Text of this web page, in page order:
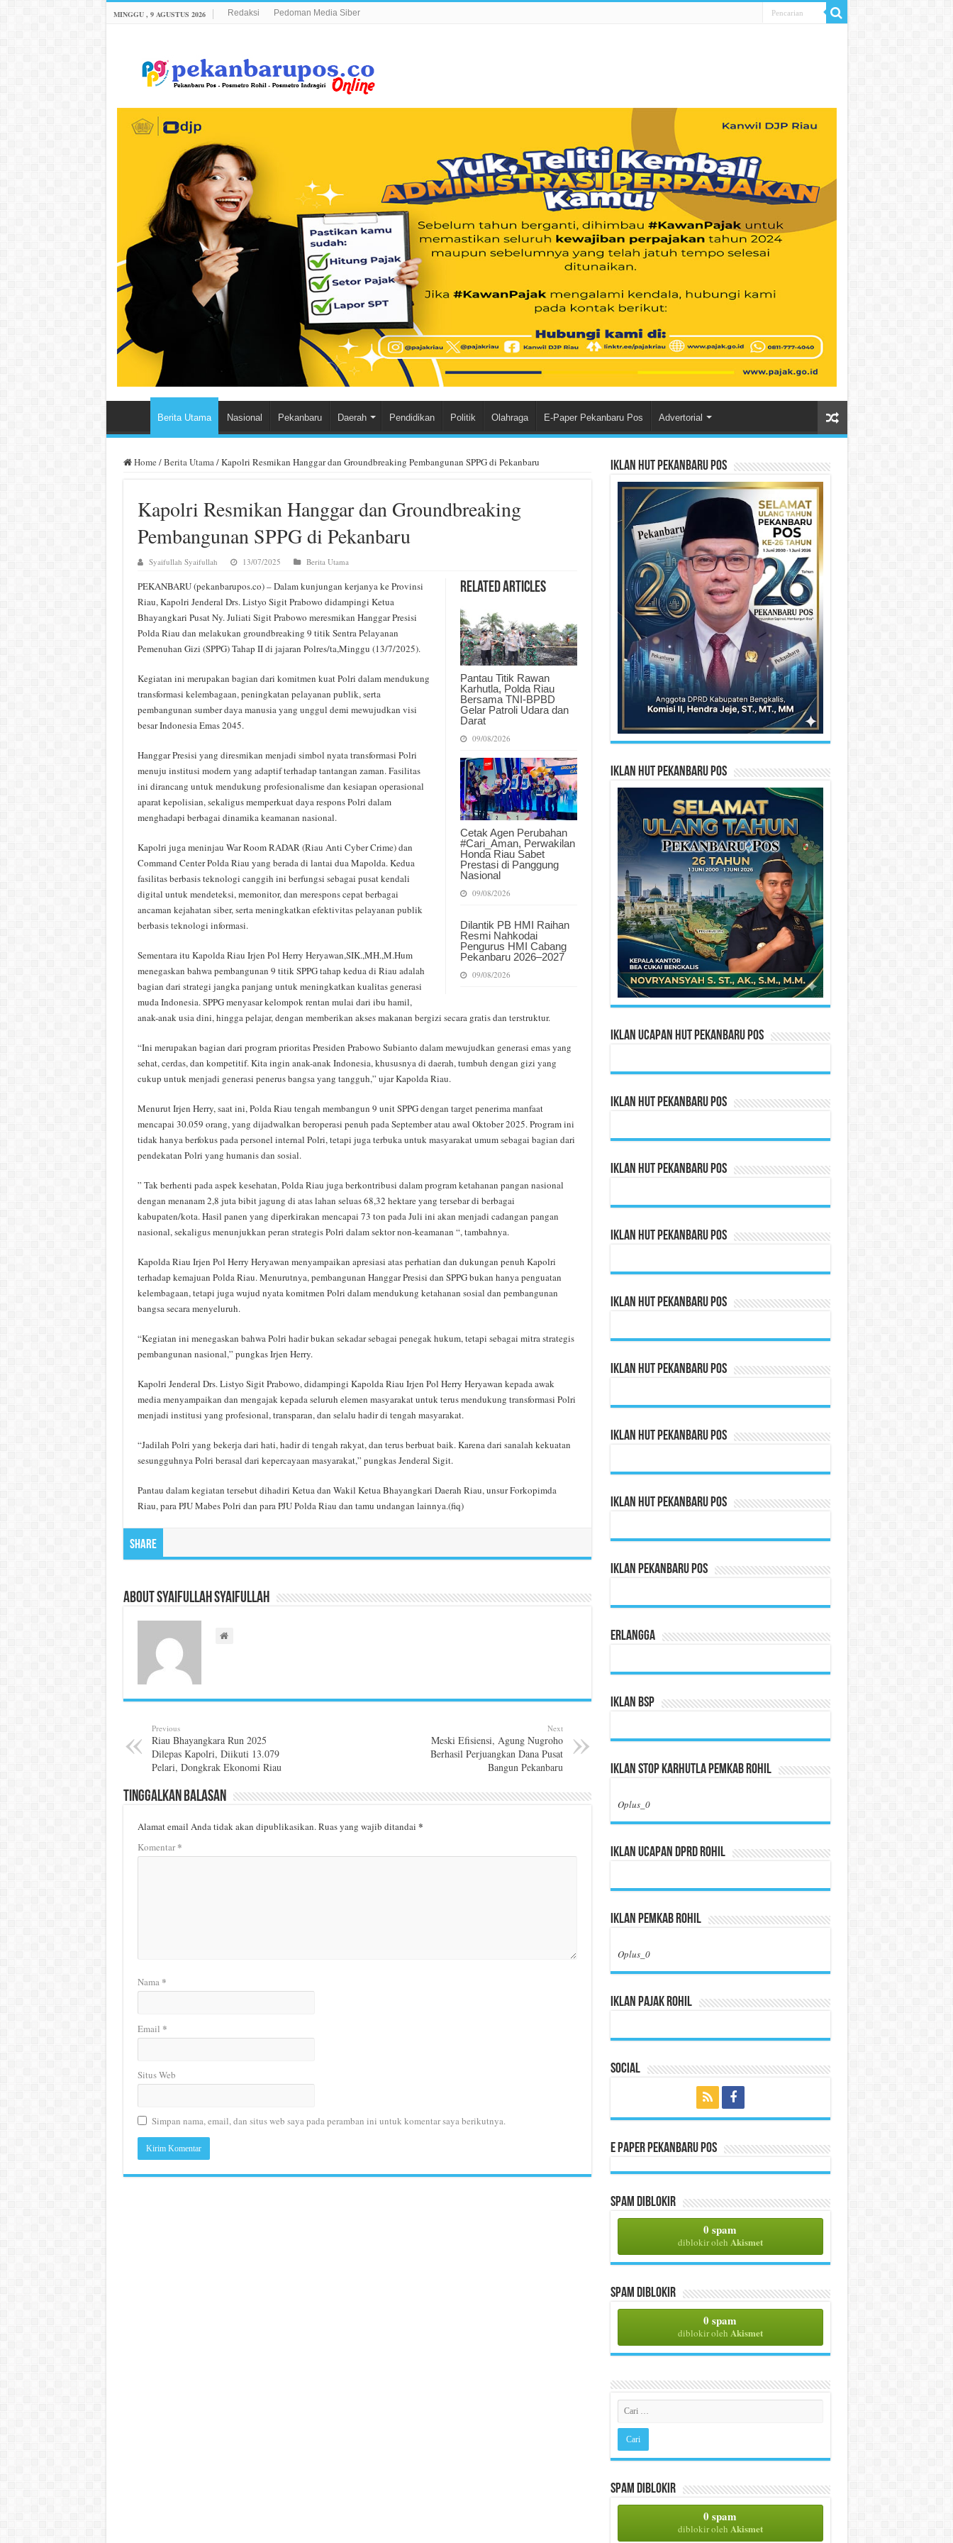
MINGGU , 9 AGUSTUS 2026 Redaksi Pedoman Media Siber
Berita Utama Nasional Pekanbaru Daerah Pendidikan Politik Olahraga E-Paper Pekanbaru Pos Advertorial
Home /Berita Utama/Kapolri Resmikan Hanggar dan Groundbreaking Pembangunan SPPG di Pekanbaru
Kapolri Resmikan Hanggar dan Groundbreaking
Pembangunan SPPG di Pekanbaru
Syaifullah Syaifullah 13/07/2025 Berita Utama
Related Articles
Pantau Titik Rawan
Karhutla, Polda Riau
Bersama TNI-BPBD
Gelar Patroli Udara dan
Darat
09/08/2026
Cetak Agen Perubahan
#Cari_Aman, Perwakilan
Honda Riau Sabet
Prestasi di Panggung
Nasional
09/08/2026
Dilantik PB HMI Raihan
Resmi Nahkodai
Pengurus HMI Cabang
Pekanbaru 2026–2027
09/08/2026
PEKANBARU (pekanbarupos.co) – Dalam kunjungan kerjanya ke Provinsi
Riau, Kapolri Jenderal Drs. Listyo Sigit Prabowo didampingi Ketua
Bhayangkari Pusat Ny. Juliati Sigit Prabowo meresmikan Hanggar Presisi
Polda Riau dan melakukan groundbreaking 9 titik Sentra Pelayanan
Pemenuhan Gizi (SPPG) Tahap II di jajaran Polres/ta,Minggu (13/7/2025).
Kegiatan ini merupakan bagian dari komitmen kuat Polri dalam mendukung
transformasi kelembagaan, peningkatan pelayanan publik, serta
pembangunan sumber daya manusia yang unggul demi mewujudkan visi
besar Indonesia Emas 2045.
Hanggar Presisi yang diresmikan menjadi simbol nyata transformasi Polri
menuju institusi modern yang adaptif terhadap tantangan zaman. Fasilitas
ini dirancang untuk mendukung profesionalisme dan kesiapan operasional
aparat kepolisian, sekaligus memperkuat daya respons Polri dalam
menghadapi berbagai dinamika keamanan nasional.
Kapolri juga meninjau War Room RADAR (Riau Anti Cyber Crime) dan
Command Center Polda Riau yang berada di lantai dua Mapolda. Kedua
fasilitas berbasis teknologi canggih ini berfungsi sebagai pusat kendali
digital untuk mendeteksi, memonitor, dan merespons cepat berbagai
ancaman kejahatan siber, serta meningkatkan efektivitas pelayanan publik
berbasis teknologi informasi.
Sementara itu Kapolda Riau Irjen Pol Herry Heryawan,SIK.,MH.,M.Hum
menegaskan bahwa pembangunan 9 titik SPPG tahap kedua di Riau adalah
bagian dari strategi jangka panjang untuk meningkatkan kualitas generasi
muda Indonesia. SPPG menyasar kelompok rentan mulai dari ibu hamil,
anak-anak usia dini, hingga pelajar, dengan memberikan akses makanan bergizi secara gratis dan terstruktur.
“Ini merupakan bagian dari program prioritas Presiden Prabowo Subianto dalam mewujudkan generasi emas yang
sehat, cerdas, dan kompetitif. Kita ingin anak-anak Indonesia, khususnya di daerah, tumbuh dengan gizi yang
cukup untuk menjadi generasi penerus bangsa yang tangguh,” ujar Kapolda Riau.
Menurut Irjen Herry, saat ini, Polda Riau tengah membangun 9 unit SPPG dengan target penerima manfaat
mencapai 30.059 orang, yang dijadwalkan beroperasi penuh pada September atau awal Oktober 2025. Program ini
tidak hanya berfokus pada personel internal Polri, tetapi juga terbuka untuk masyarakat umum sebagai bagian dari
pendekatan Polri yang humanis dan sosial.
” Tak berhenti pada aspek kesehatan, Polda Riau juga berkontribusi dalam program ketahanan pangan nasional
dengan menanam 2,8 juta bibit jagung di atas lahan seluas 68,32 hektare yang tersebar di berbagai
kabupaten/kota. Hasil panen yang diperkirakan mencapai 73 ton pada Juli ini akan menjadi cadangan pangan
nasional, sekaligus menunjukkan peran strategis Polri dalam sektor non-keamanan “, tambahnya.
Kapolda Riau Irjen Pol Herry Heryawan menyampaikan apresiasi atas perhatian dan dukungan penuh Kapolri
terhadap kemajuan Polda Riau. Menurutnya, pembangunan Hanggar Presisi dan SPPG bukan hanya penguatan
kelembagaan, tetapi juga wujud nyata komitmen Polri dalam mendukung ketahanan sosial dan pembangunan
bangsa secara menyeluruh.
“Kegiatan ini menegaskan bahwa Polri hadir bukan sekadar sebagai penegak hukum, tetapi sebagai mitra strategis
pembangunan nasional,” pungkas Irjen Herry.
Kapolri Jenderal Drs. Listyo Sigit Prabowo, didampingi Kapolda Riau Irjen Pol Herry Heryawan kepada awak
media menyampaikan dan mengajak kepada seluruh elemen masyarakat untuk terus mendukung transformasi Polri
menjadi institusi yang profesional, transparan, dan selalu hadir di tengah masyarakat.
“Jadilah Polri yang bekerja dari hati, hadir di tengah rakyat, dan terus berbuat baik. Karena dari sanalah kekuatan
sesungguhnya Polri berasal dari kepercayaan masyarakat,” pungkas Jenderal Sigit.
Pantau dalam kegiatan tersebut dihadiri Ketua dan Wakil Ketua Bhayangkari Daerah Riau, unsur Forkopimda
Riau, para PJU Mabes Polri dan para PJU Polda Riau dan tamu undangan lainnya.(fiq)
Share
About Syaifullah Syaifullah
Previous
Riau Bhayangkara Run 2025
Dilepas Kapolri, Diikuti 13.079
Pelari, Dongkrak Ekonomi Riau
Next
Meski Efisiensi, Agung Nugroho
Berhasil Perjuangkan Dana Pusat
Bangun Pekanbaru
Tinggalkan Balasan
Alamat email Anda tidak akan dipublikasikan.Ruas yang wajib ditandai *
Komentar*
Nama *
Email *
Situs Web
Simpan nama, email, dan situs web saya pada peramban ini untuk komentar saya berikutnya.
Iklan HUT Pekanbaru Pos
Iklan HUT Pekanbaru Pos
Iklan Ucapan HUT Pekanbaru Pos
Iklan HUT Pekanbaru Pos
Iklan HUT Pekanbaru Pos
Iklan HUT Pekanbaru Pos
Iklan HUT Pekanbaru Pos
Iklan HUT Pekanbaru Pos
Iklan HUT Pekanbaru Pos
Iklan HUT Pekanbaru Pos
Iklan Pekanbaru Pos
Erlangga
Iklan BSP
Iklan Stop Karhutla Pemkab Rohil
Oplus_0
Iklan Ucapan DPRD Rohil
Iklan Pemkab Rohil
Oplus_0
Iklan Pajak Rohil
Social
E Paper Pekanbaru Pos
Spam Diblokir
0 spam
diblokir oleh Akismet
Spam Diblokir
0 spam
diblokir oleh Akismet
Spam Diblokir
0 spam
diblokir oleh Akismet